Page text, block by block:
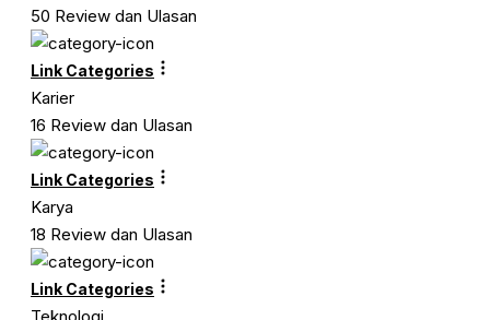
50 Review dan Ulasan
Link Categories
Karier
16 Review dan Ulasan
Link Categories
Karya
18 Review dan Ulasan
Link Categories